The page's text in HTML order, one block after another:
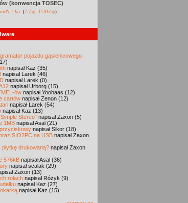
(konwencja TOSEC)
md5 sha (7-Zip TUGZip)
pojazdu gąsienicowego
napisał Kaz (35)
napisał Larek (46)
napisał Larek (0)
napisał Urborg (15)
ów napisał Yoohaas (12)
cartów napisał Zenon (12)
napisał Larek (54)
napisał Kaz (13)
Stereo" napisał Zaxon (5)
1MB napisał Asal (21)
napisał Sikor (18)
SIO2PC na USB napisał Zaxon
drukowaną? napisał Zaxon
576kB napisał Asal (36)
napisał scalak (29)
Zaxon (13)
rolach napisał Różyk (9)
napisał Kaz (27)
napisał Kaz (15)